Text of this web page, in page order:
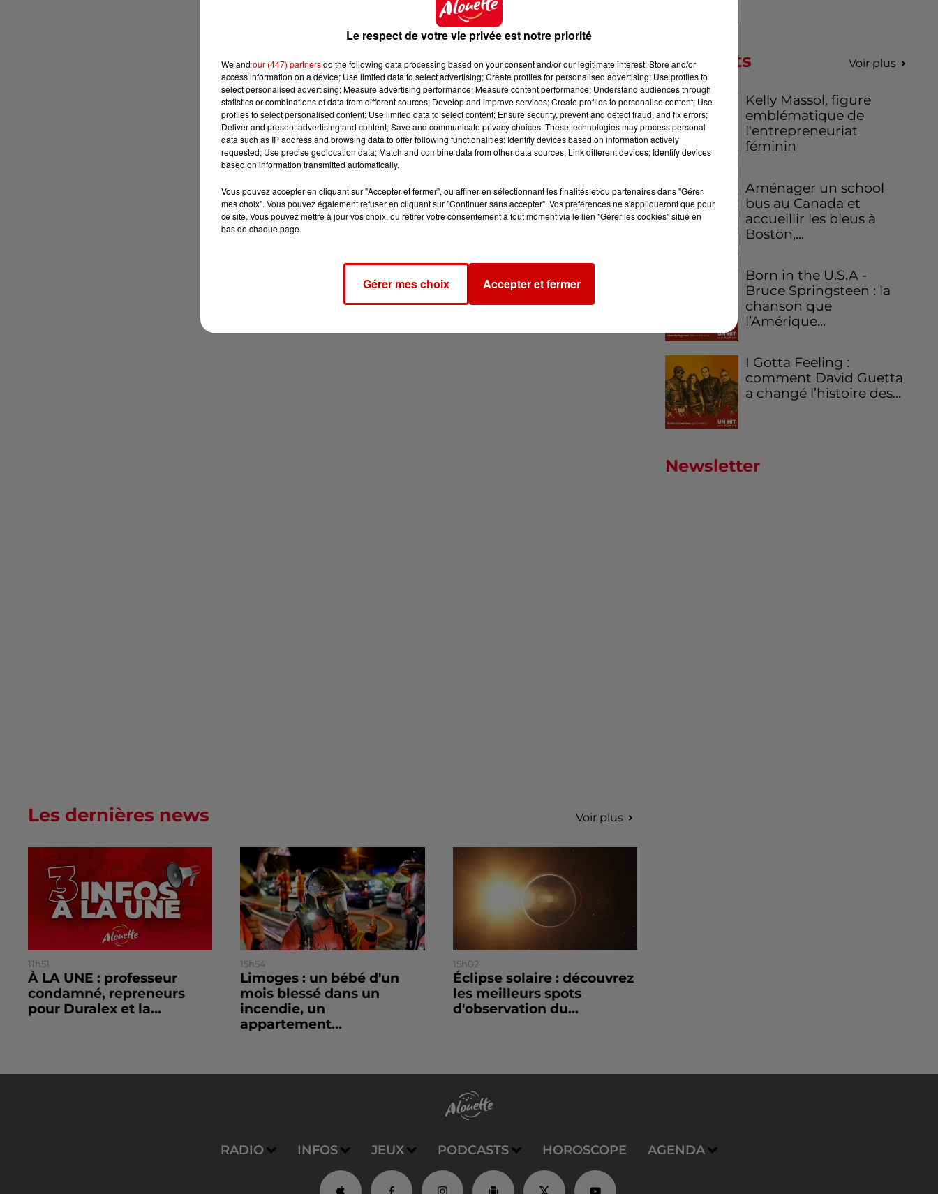
Podcasts Voir plus
Kelly Massol, figure
emblématique de
l'entrepreneuriat
féminin
Aménager un school
bus au Canada et
accueillir les bleus à
Boston,...
Born in the U.S.A -
Bruce Springsteen : la
chanson que
l’Amérique...
I Gotta Feeling :
comment David Guetta
a changé l’histoire des...
Newsletter
Les dernières news Voir plus
11h51
À LA UNE : professeur
condamné, repreneurs
pour Duralex et la...
15h54
Limoges : un bébé d'un
mois blessé dans un
incendie, un
appartement...
15h02
Éclipse solaire : découvrez
les meilleurs spots
d'observation du...
RADIO INFOS JEUX PODCASTS HOROSCOPE AGENDA
Le respect de votre vie privée est notre priorité
We and our (447) partnersdo the following data processing based on your consent and/or our legitimate interest: Store and/or
access information on a device; Use limited data to select advertising; Create profiles for personalised advertising; Use profiles to
select personalised advertising; Measure advertising performance; Measure content performance; Understand audiences through
statistics or combinations of data from different sources; Develop and improve services; Create profiles to personalise content; Use
profiles to select personalised content; Use limited data to select content; Ensure security, prevent and detect fraud, and fix errors;
Deliver and present advertising and content; Save and communicate privacy choices. These technologies may process personal
data such as IP address and browsing data to offer following functionalities: Identify devices based on information actively
requested; Use precise geolocation data; Match and combine data from other data sources; Link different devices; Identify devices
based on information transmitted automatically.
Vous pouvez accepter en cliquant sur "Accepter et fermer", ou affiner en sélectionnant les finalités et/ou partenaires dans "Gérer
mes choix". Vous pouvez également refuser en cliquant sur "Continuer sans accepter". Vos préférences ne s'appliqueront que pour
ce site. Vous pouvez mettre à jour vos choix, ou retirer votre consentement à tout moment via le lien "Gérer les cookies" situé en
bas de chaque page.
Gérer mes choix Accepter et fermer